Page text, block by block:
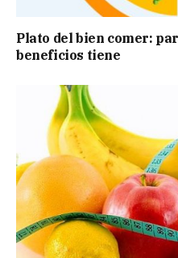
Plato del bien comer:
beneficios tiene